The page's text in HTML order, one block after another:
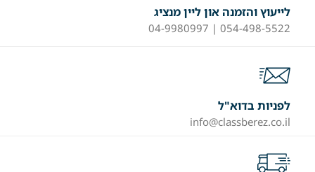
לייעוץ והזמנה און ליין מנציג
054-498-5522 | 04-9980997
לפניות בדוא"ל
info@classberez.co.il